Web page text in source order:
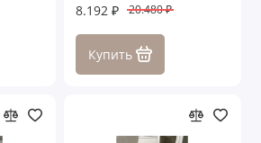
8.192 ₽ 20.480 ₽
Купить